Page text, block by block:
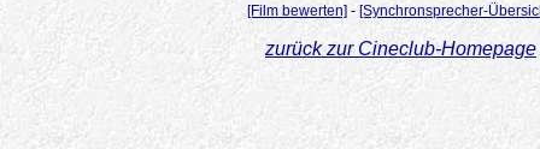
[Film bewerten] - [Synchronsprecher-
zurück zur Cineclub-Homepage